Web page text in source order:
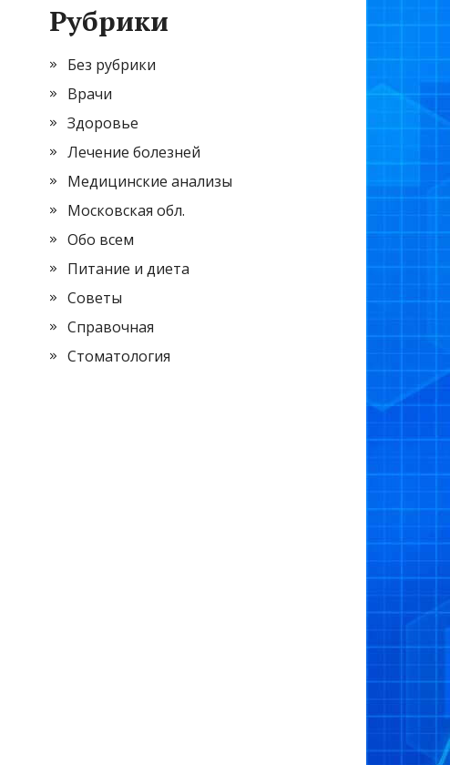
Рубрики
Без рубрики
Врачи
Здоровье
Лечение болезней
Медицинские анализы
Московская обл.
Обо всем
Питание и диета
Советы
Справочная
Стоматология